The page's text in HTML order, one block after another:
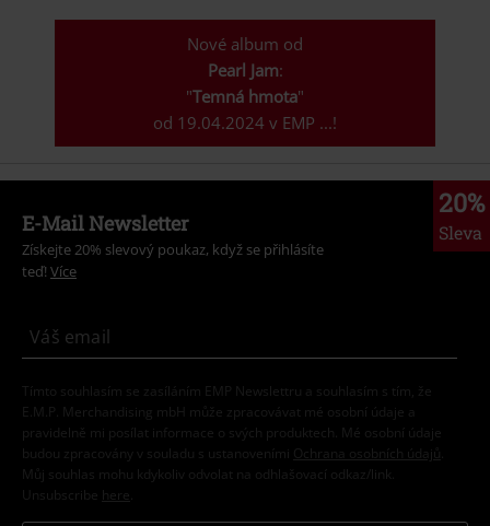
Nové album od
Pearl Jam:
"Temná hmota"
od 19.04.2024 v EMP ...!
20%
Sleva
E-Mail Newsletter
Získejte 20% slevový poukaz, když se přihlásíte
teď! Více
Tímto souhlasím se zasíláním EMP Newslettru a souhlasím s tím, že
E.M.P. Merchandising mbH může zpracovávat mé osobní údaje a
pravidelně mi posílat informace o svých produktech. Mé osobní údaje
budou zpracovány v souladu s ustanoveními
Ochrana osobních údajů
Můj souhlas mohu kdykoliv odvolat na odhlašovací odkaz/link.
Unsubscribe here